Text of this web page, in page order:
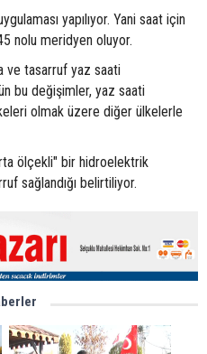
yapılıyor. Yani saat için
nolu meridyen oluyor.
ve tasarruf yaz saati
bu değişimler, yaz saati
olmak üzere diğer ülkelerle
ölçekli" bir hidroelektrik
sağlandığı belirtiliyor.